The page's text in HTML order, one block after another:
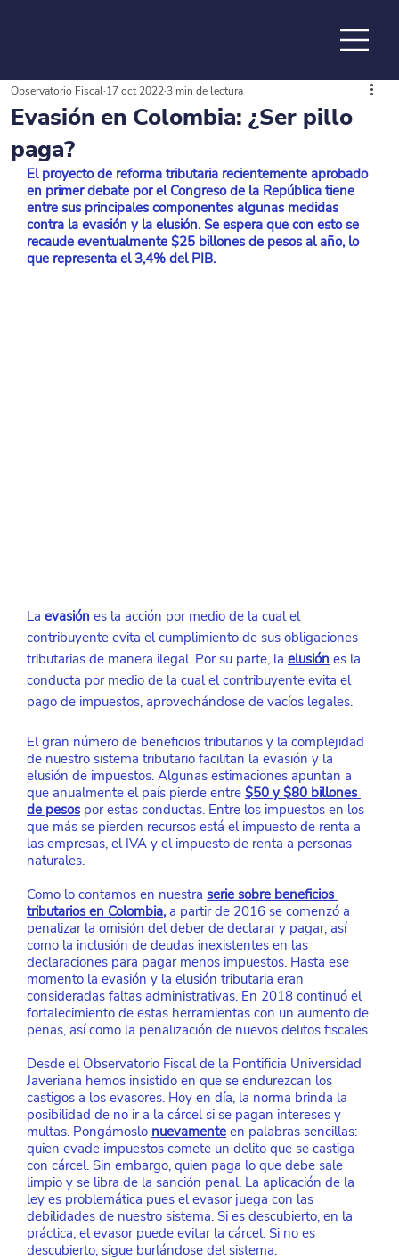
de la
Evasión en Colombia: ¿Ser pillo
paga?
Observatorio Fiscal 17 oct 20223 min de lectura
El proyecto de reforma tributaria recientemente aprobado
en primer debate por el Congreso de la República tiene
entre sus principales componentes algunas medidas
contra la evasión y la elusión. Se espera que con esto se
recaude eventualmente $25 billones de pesos al año, lo
que representa el 3,4% del PIB.
La evasión es la acción por medio de la cual el
contribuyente evita el cumplimiento de sus obligaciones
tributarias de manera ilegal. Por su parte, la elusión es la
conducta por medio de la cual el contribuyente evita el
pago de impuestos, aprovechándose de vacíos legales.
El gran número de beneficios tributarios y la complejidad
de nuestro sistema tributario facilitan la evasión y la
elusión de impuestos. Algunas estimaciones apuntan a
que anualmente el país pierde entre $50 y $80 billones
de pesos por estas conductas. Entre los impuestos en los
que más se pierden recursos está el impuesto de renta a
las empresas, el IVA y el impuesto de renta a personas
naturales.
Como lo contamos en nuestra serie sobre beneficios
tributarios en Colombia, a partir de 2016 se comenzó a
penalizar la omisión del deber de declarar y pagar, así
como la inclusión de deudas inexistentes en las
declaraciones para pagar menos impuestos. Hasta ese
momento la evasión y la elusión tributaria eran
consideradas faltas administrativas. En 2018 continuó el
fortalecimiento de estas herramientas con un aumento de
penas, así como la penalización de nuevos delitos fiscales.
Desde el Observatorio Fiscal de la Pontificia Universidad
Javeriana hemos insistido en que se endurezcan los
castigos a los evasores. Hoy en día, la norma brinda la
posibilidad de no ir a la cárcel si se pagan intereses y
multas. Pongámoslo nuevamente en palabras sencillas:
quien evade impuestos comete un delito que se castiga
con cárcel. Sin embargo, quien paga lo que debe sale
limpio y se libra de la sanción penal. La aplicación de la
ley es problemática pues el evasor juega con las
debilidades de nuestro sistema. Si es descubierto, en la
práctica, el evasor puede evitar la cárcel. Si no es
descubierto, sigue burlándose del sistema.